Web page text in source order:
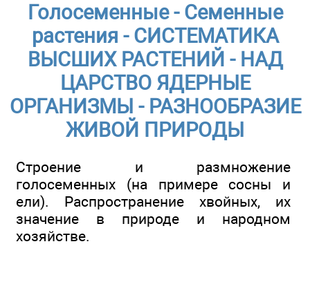
Голосеменные - Семенные
растения - СИСТЕМАТИКА
ВЫСШИХ РАСТЕНИЙ - НАД
ЦАРСТВО ЯДЕРНЫЕ
ОРГАНИЗМЫ - РАЗНООБРАЗИЕ
ЖИВОЙ ПРИРОДЫ
Строение и размножение
голосеменных (на примере сосны и
ели). Распространение хвойных, их
значение в природе и народном
хозяйстве.